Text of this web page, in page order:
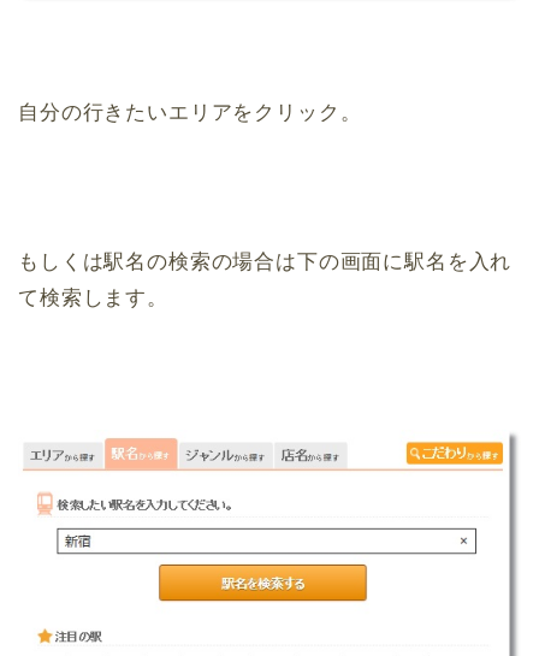
自分の行きたいエリアをクリック。
もしくは駅名の検索の場合は下の画面に駅名を入れ
て検索します。